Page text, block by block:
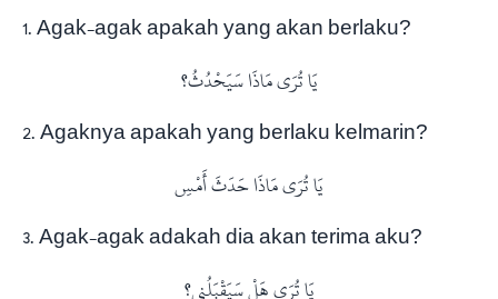
1. Agak-agak apakah yang akan berlaku?
يَا تُرَى مَاذَا سَيَحْدُثُ؟
2. Agaknya apakah yang berlaku kelmarin?
يَا تُرَى مَاذَا حَدَثَ أَمْسِ
3. Agak-agak adakah dia akan terima aku?
يَا تُرَى هَلْ سَيَقْبَلُنِي؟